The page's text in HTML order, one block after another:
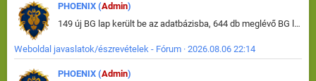
PHOENIX (Admin)
149 új BG lap került be az adatbázisba, 644 db meglévő BG lap módosult, bekerültek az új képek a megváltozott lapokhoz is.
Weboldal javaslatok/észrevételek - Fórum · 2026.08.06 22:14
PHOENIX (Admin)